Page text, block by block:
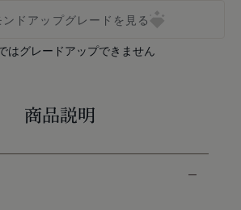
ンドアップグレードを見る
はグレードアップできません
商品説明